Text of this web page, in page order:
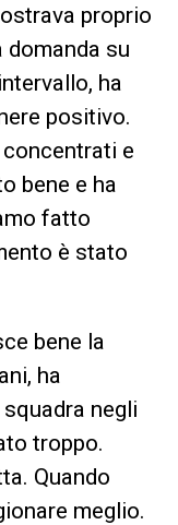
proprio
domanda su
ha
positivo.
e
bene e ha
fatto
è stato
bene la
ha
negli
troppo.
Quando
meglio.